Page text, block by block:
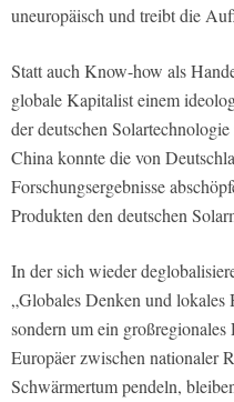
uneuropäisch und treibt die
Statt auch Know-how als
globale Kapitalist einem
der deutschen
China konnte die von
Forschungsergebnisse
Produkten den deutschen
In der sich wieder
„Globales Denken und lokales
sondern um ein
Europäer zwischen nationaler
Schwärmertum pendeln,